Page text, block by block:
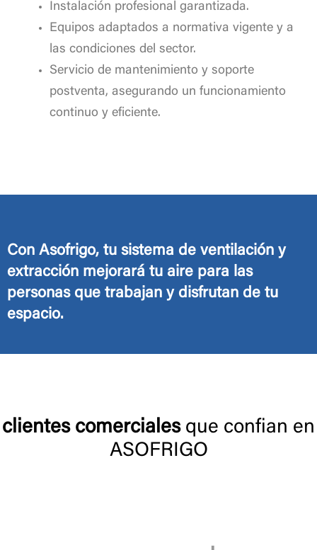
Instalación profesional garantizada.
Equipos adaptados a normativa vigente y a
las condiciones del sector.
Servicio de mantenimiento y soporte
postventa, asegurando un funcionamiento
continuo y eficiente.
Con Asofrigo, tu sistema de ventilación y
extracción mejorará tu aire para las
personas que trabajan y disfrutan de tu
espacio.
clientes comercialesque confian en
ASOFRIGO